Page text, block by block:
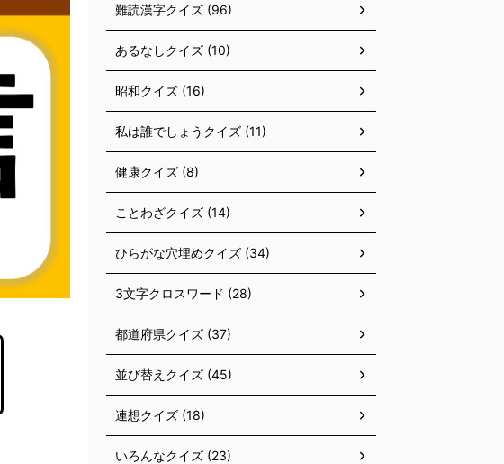
難読漢字クイズ (96)
あるなしクイズ (10)
昭和クイズ (16)
私は誰でしょうクイズ (11)
健康クイズ (8)
ことわざクイズ (14)
ひらがな穴埋めクイズ (34)
3文字クロスワード (28)
都道府県クイズ (37)
並び替えクイズ (45)
連想クイズ (18)
いろんなクイズ (23)